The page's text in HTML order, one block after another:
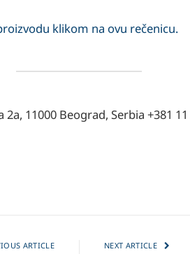
klikom na ovu rečenicu.
2a, 11000 Beograd, Serbia +381
ARTICLE NEXT ARTICLE